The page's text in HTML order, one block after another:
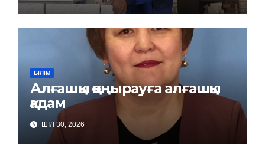
БІЛІМ
Алғашқы қоңырауға алғашқы
қадам
ШІЛ 30, 2026